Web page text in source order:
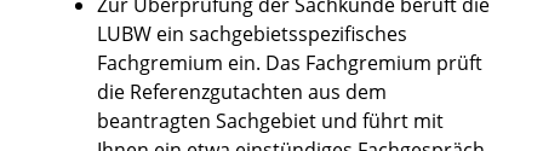
LUBW ein sachgebietsspezifisches
Fachgremium ein. Das Fachgremium prüft
die Referenzgutachten aus dem
beantragten Sachgebiet und führt mit